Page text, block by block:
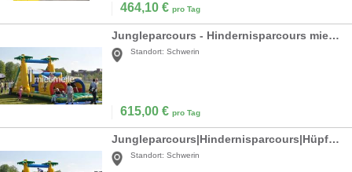
464,10 € pro Tag
Jungleparcours - Hindernisparcours mieten
Standort: Schwerin
615,00 € pro Tag
Jungleparcours|Hindernisparcours|Hüpfburg mieten
Standort: Schwerin